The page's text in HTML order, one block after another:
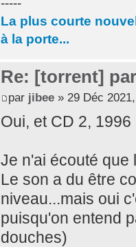
-----
La plus courte
à la porte...
Re: [torrent]
par jibee» 29 Déc
Oui, et CD 2,
Je n'ai écouté que
Le son a du être
niveau...mais oui
puisqu'on entend
douches)